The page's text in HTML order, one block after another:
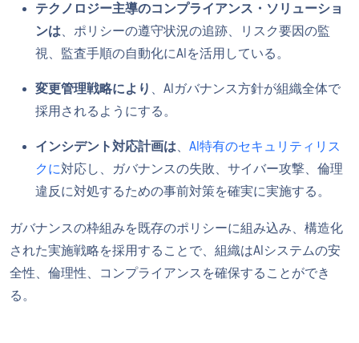
テクノロジー主導のコンプライアンス・ソリューショ
ンは、ポリシーの遵守状況の追跡、リスク要因の監
視、監査手順の自動化にAIを活用している。
変更管理戦略により 、AIガバナンス方針が組織全体で
採用されるようにする。
インシデント対応計画は、 AI特有のセキュリティリス
クに対応し、ガバナンスの失敗、サイバー攻撃、倫理
違反に対処するための事前対策を確実に実施する。
ガバナンスの枠組みを既存のポリシーに組み込み、構造化
された実施戦略を採用することで、組織はAIシステムの安
全性、倫理性、コンプライアンスを確保することができ
る。